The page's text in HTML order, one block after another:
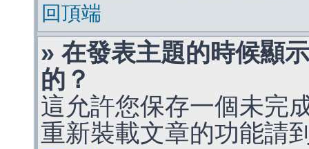
回頂端
» 在發表主題的時候顯
的？
這允許您保存一個未完
重新裝載文章的功能請